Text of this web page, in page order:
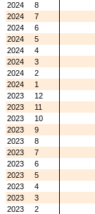
2024
8
2024
7
2024
6
2024
5
2024
4
2024
3
2024
2
2024
1
2023
12
2023
11
2023
10
2023
9
2023
8
2023
7
2023
6
2023
5
2023
4
2023
3
2023
2